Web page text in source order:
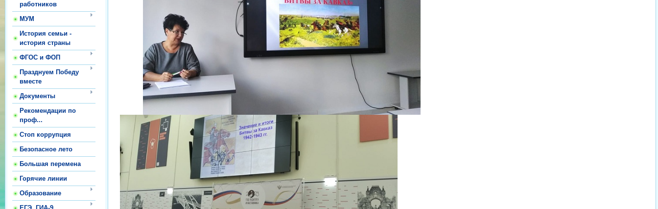
работников
МУМ
История семьи -
история страны
ФГОС и ФОП
Празднуем Победу
вместе
Документы
Рекомендации по
проф...
Стоп коррупция
Безопасное лето
Большая перемена
Горячие линии
Образование